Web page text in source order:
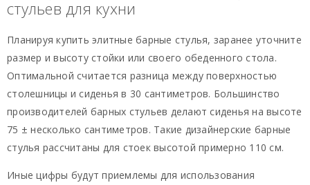
стульев для кухни
Планируя купить элитные барные стулья, заранее уточните
размер и высоту стойки или своего обеденного стола.
Оптимальной считается разница между поверхностью
столешницы и сиденья в 30 сантиметров. Большинство
производителей барных стульев делают сиденья на высоте
75 ± несколько сантиметров. Такие дизайнерские барные
стулья рассчитаны для стоек высотой примерно 110 см.
Иные цифры будут приемлемы для использования